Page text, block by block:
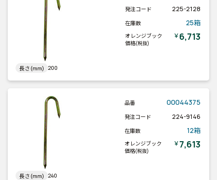
発注コード 225-2128
在庫数 25箱
オレンジブック
価格(税抜)
￥6,713
長さ(mm) 200
品番 00044375
発注コード 224-9146
在庫数 12箱
オレンジブック
価格(税抜)
￥7,613
長さ(mm) 240